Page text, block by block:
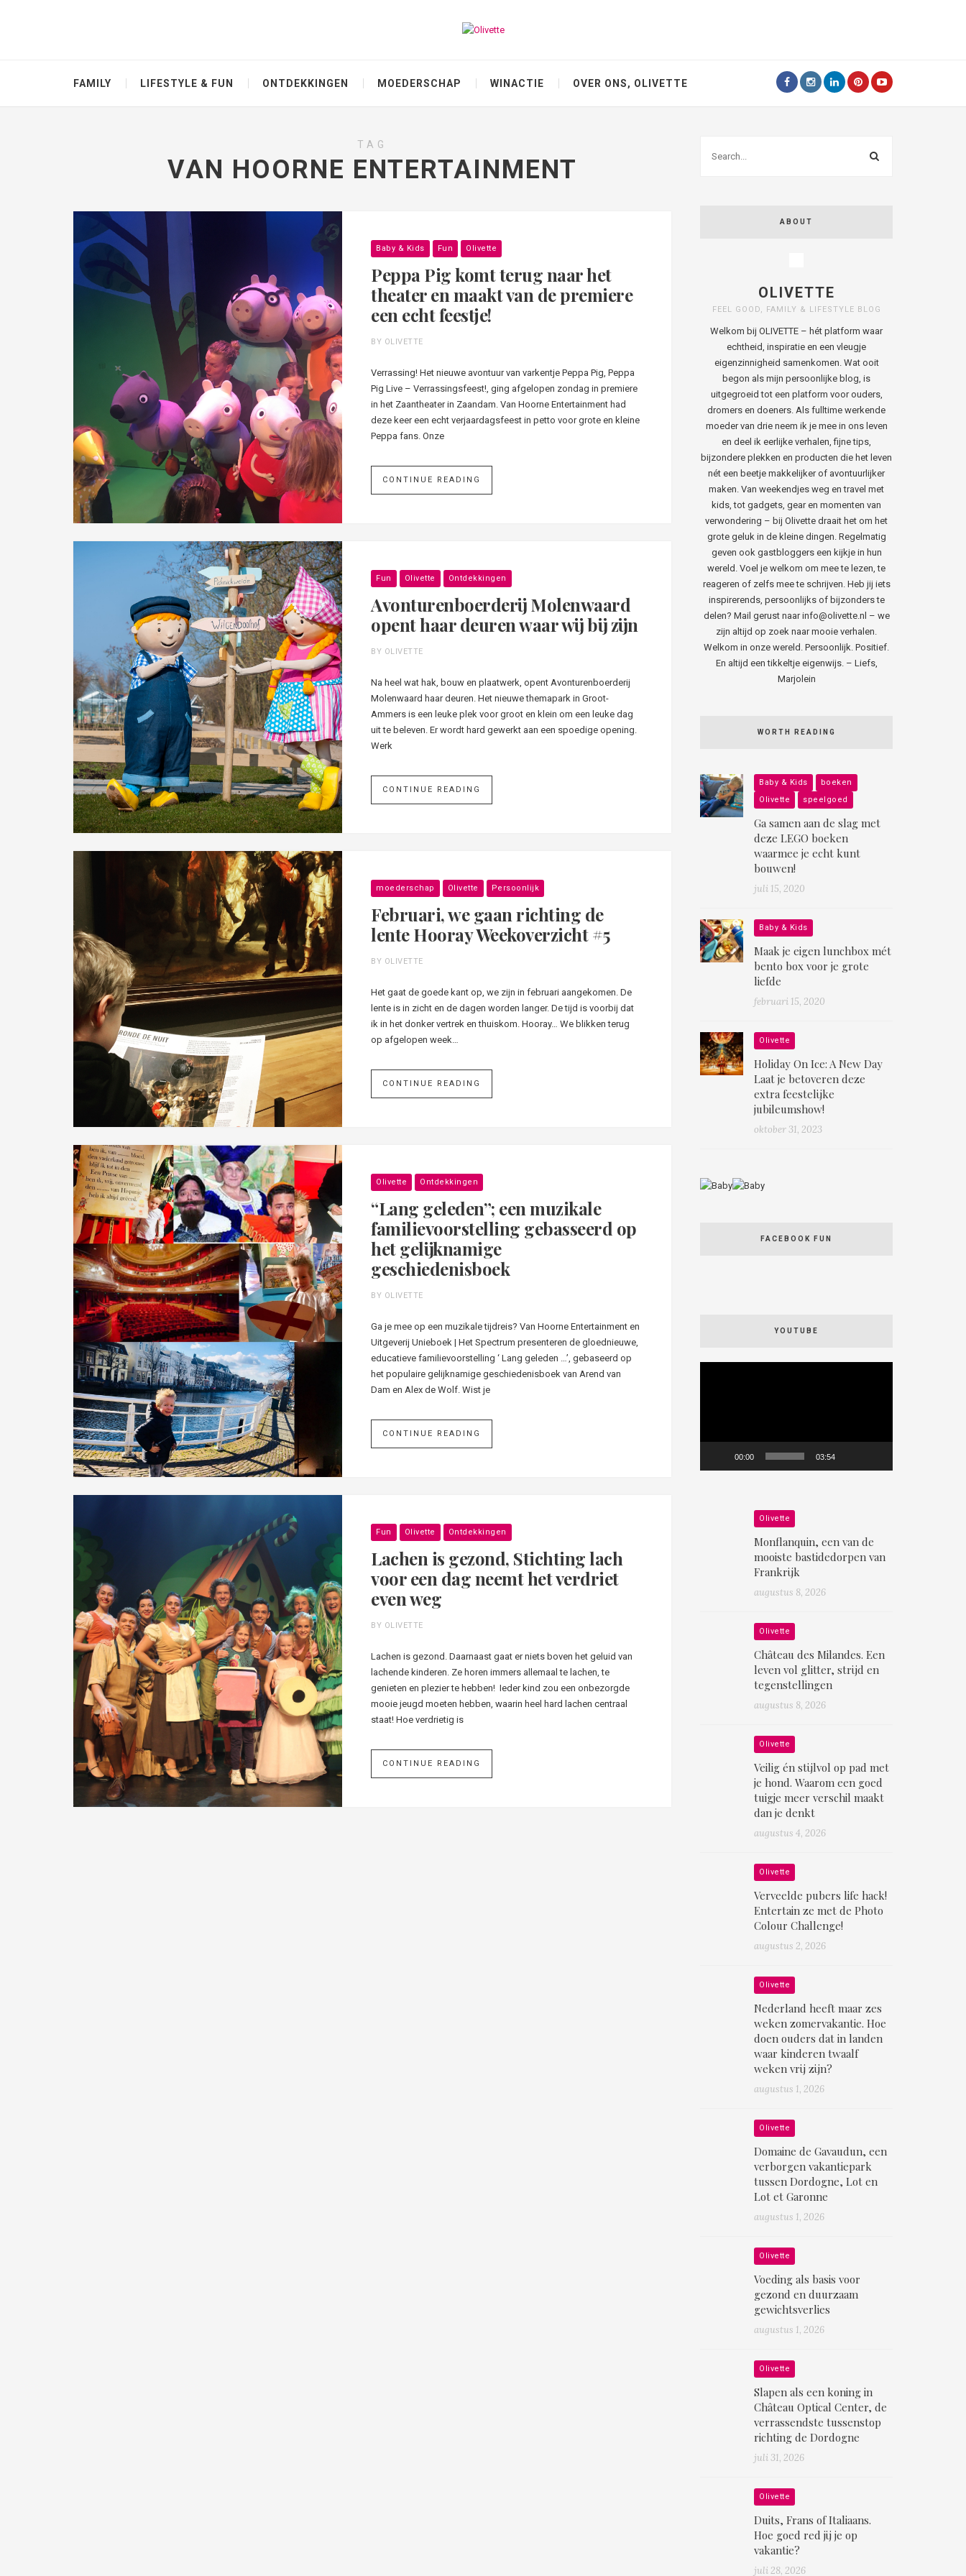
FAMILY LIFESTYLE & FUN ONTDEKKINGEN MOEDERSCHAP WINACTIE OVER ONS, OLIVETTE
TAG
VAN HOORNE ENTERTAINMENT
Baby & Kids Fun Olivette
Peppa Pig komt terug naar het
theater en maakt van de premiere
een echt feestje!
BY OLIVETTE
Verrassing! Het nieuwe avontuur van varkentje Peppa Pig, Peppa
Pig Live – Verrassingsfeest!, ging afgelopen zondag in premiere
in het Zaantheater in Zaandam. Van Hoorne Entertainment had
deze keer een echt verjaardagsfeest in petto voor grote en kleine
Peppa fans. Onze
CONTINUE READING
Fun Olivette Ontdekkingen
Avonturenboerderij Molenwaard
opent haar deuren waar wij bij zijn
BY OLIVETTE
Na heel wat hak, bouw en plaatwerk, opent Avonturenboerderij
Molenwaard haar deuren. Het nieuwe themapark in Groot-
Ammers is een leuke plek voor groot en klein om een leuke dag
uit te beleven. Er wordt hard gewerkt aan een spoedige opening.
Werk
CONTINUE READING
moederschap Olivette Persoonlijk
Februari, we gaan richting de
lente Hooray Weekoverzicht #5
BY OLIVETTE
Het gaat de goede kant op, we zijn in februari aangekomen. De
lente is in zicht en de dagen worden langer. De tijd is voorbij dat
ik in het donker vertrek en thuiskom. Hooray… We blikken terug
op afgelopen week…
CONTINUE READING
Olivette Ontdekkingen
“Lang geleden”; een muzikale
familievoorstelling gebasseerd op
het gelijknamige
geschiedenisboek
BY OLIVETTE
Ga je mee op een muzikale tijdreis? Van Hoorne Entertainment en
Uitgeverij Unieboek | Het Spectrum presenteren de gloednieuwe,
educatieve familievoorstelling ‘ Lang geleden …’, gebaseerd op
het populaire gelijknamige geschiedenisboek van Arend van
Dam en Alex de Wolf. Wist je
CONTINUE READING
Fun Olivette Ontdekkingen
Lachen is gezond, Stichting lach
voor een dag neemt het verdriet
even weg
BY OLIVETTE
Lachen is gezond. Daarnaast gaat er niets boven het geluid van
lachende kinderen. Ze horen immers allemaal te lachen, te
genieten en plezier te hebben! Ieder kind zou een onbezorgde
mooie jeugd moeten hebben, waarin heel hard lachen centraal
staat! Hoe verdrietig is
CONTINUE READING
ABOUT
OLIVETTE
FEEL GOOD, FAMILY & LIFESTYLE BLOG
Welkom bij OLIVETTE – hét platform waar
echtheid, inspiratie en een vleugje
eigenzinnigheid samenkomen. Wat ooit
begon als mijn persoonlijke blog, is
uitgegroeid tot een platform voor ouders,
dromers en doeners. Als fulltime werkende
moeder van drie neem ik je mee in ons leven
en deel ik eerlijke verhalen, fijne tips,
bijzondere plekken en producten die het leven
nét een beetje makkelijker of avontuurlijker
maken. Van weekendjes weg en travel met
kids, tot gadgets, gear en momenten van
verwondering – bij Olivette draait het om het
grote geluk in de kleine dingen. Regelmatig
geven ook gastbloggers een kijkje in hun
wereld. Voel je welkom om mee te lezen, te
reageren of zelfs mee te schrijven. Heb jij iets
inspirerends, persoonlijks of bijzonders te
delen? Mail gerust naar info@olivette.nl – we
zijn altijd op zoek naar mooie verhalen.
Welkom in onze wereld. Persoonlijk. Positief.
En altijd een tikkeltje eigenwijs. – Liefs,
Marjolein
WORTH READING
Baby & Kids
boeken
Olivette
speelgoed
Ga samen aan de slag met
deze LEGO boeken
waarmee je echt kunt
bouwen!
juli 15, 2020
Baby & Kids
Maak je eigen lunchbox mét
bento box voor je grote
liefde
februari 15, 2020
Olivette
Holiday On Ice: A New Day
Laat je betoveren deze
extra feestelijke
jubileumshow!
oktober 31, 2023
FACEBOOK FUN
YOUTUBE
00:00 03:54
Olivette
Monflanquin, een van de
mooiste bastidedorpen van
Frankrijk
augustus 8, 2026
Olivette
Château des Milandes. Een
leven vol glitter, strijd en
tegenstellingen
augustus 8, 2026
Olivette
Veilig én stijlvol op pad met
je hond. Waarom een goed
tuigje meer verschil maakt
dan je denkt
augustus 4, 2026
Olivette
Verveelde pubers life hack!
Entertain ze met de Photo
Colour Challenge!
augustus 2, 2026
Olivette
Nederland heeft maar zes
weken zomervakantie. Hoe
doen ouders dat in landen
waar kinderen twaalf
weken vrij zijn?
augustus 1, 2026
Olivette
Domaine de Gavaudun, een
verborgen vakantiepark
tussen Dordogne, Lot en
Lot et Garonne
augustus 1, 2026
Olivette
Voeding als basis voor
gezond en duurzaam
gewichtsverlies
augustus 1, 2026
Olivette
Slapen als een koning in
Château Optical Center, de
verrassendste tussenstop
richting de Dordogne
juli 31, 2026
Olivette
Duits, Frans of Italiaans.
Hoe goed red jij je op
vakantie?
juli 28, 2026